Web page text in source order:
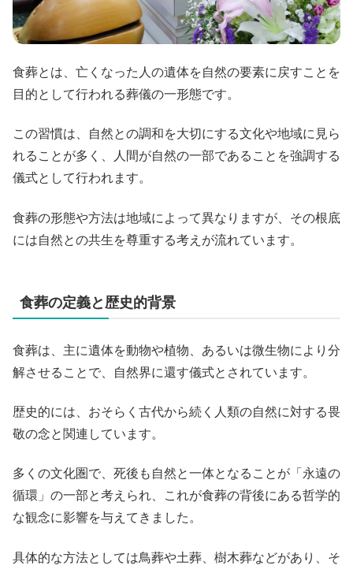
食葬とは、亡くなった人の遺体を自然の要素に戻すことを
目的として行われる葬儀の一形態です。
この習慣は、自然との調和を大切にする文化や地域に見ら
れることが多く、人間が自然の一部であることを強調する
儀式として行われます。
食葬の形態や方法は地域によって異なりますが、その根底
には自然との共生を尊重する考えが流れています。
食葬の定義と歴史的背景
食葬は、主に遺体を動物や植物、あるいは微生物により分
解させることで、自然界に還す儀式とされています。
歴史的には、おそらく古代から続く人類の自然に対する畏
敬の念と関連しています。
多くの文化圏で、死後も自然と一体となることが「永遠の
循環」の一部と考えられ、これが食葬の背後にある哲学的
な観念に影響を与えてきました。
具体的な方法としては鳥葬や土葬、樹木葬などがあり、そ